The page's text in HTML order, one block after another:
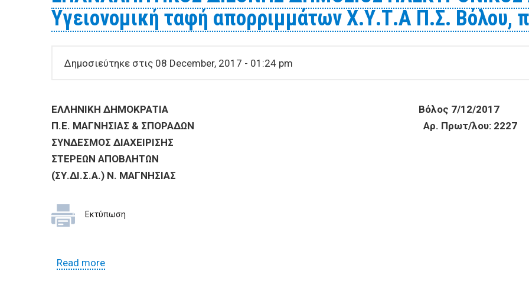
Υγειονομική ταφή απορριμμάτων Χ.Υ.Τ.Α Π.Σ. Βόλου,
Δημοσιεύτηκε στις 08 December, 2017 - 01:24 pm
ΕΛΛΗΝΙΚΗ ΔΗΜΟΚΡΑΤΙΑ Βόλος 7/12/2017
Π.Ε. ΜΑΓΝΗΣΙΑΣ & ΣΠΟΡΑΔΩΝ Αρ. Πρωτ/λου: 2227
ΣΥΝΔΕΣΜΟΣ ΔΙΑΧΕΙΡΙΣΗΣ
ΣΤΕΡΕΩΝ ΑΠΟΒΛΗΤΩΝ
(ΣΥ.ΔΙ.Σ.Α.) Ν. ΜΑΓΝΗΣΙΑΣ
Εκτύπωση
Read moreabout ΕΠΑΝΑΛΗΠΤΙΚΟΣ ΔΙΕΘΝΗΣ ΔΗΜΟΣΙΟΣ ΗΛΕΚΤΡΟΝΙΚΟΣ ΔΙΑΓΩΝΙΣΜΟΣ Υγειονομική